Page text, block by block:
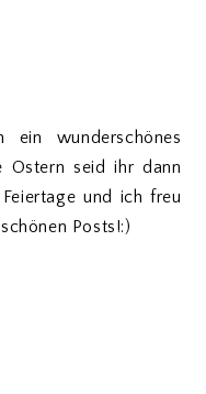
wunderschönes
Ostern seid ihr dann
und ich freu
Posts!:)